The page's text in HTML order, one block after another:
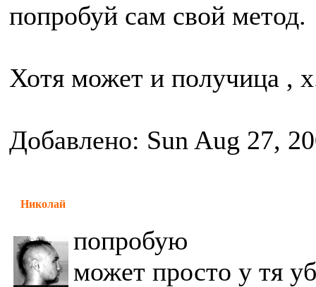
попробуй сам свой метод.
Хотя может и получица ,
Добавлено: Sun Aug 27,
Николай
попробую
может просто у тя